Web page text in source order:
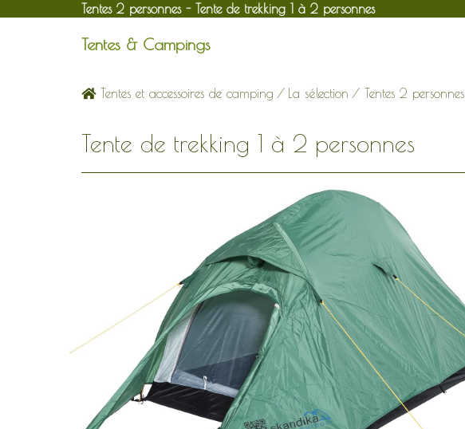
Tentes 2 personnes - Tente de trekking 1 à 2 personnes
Tentes & Campings
Tentes et accessoires de camping / La sélection / Tentes 2 personnes
Tente de trekking 1 à 2 personnes